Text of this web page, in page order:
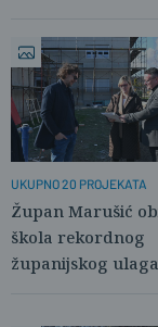
UKUPNO 20 PROJEKATA
Župan Marušić
škola rekordnog
županijskog